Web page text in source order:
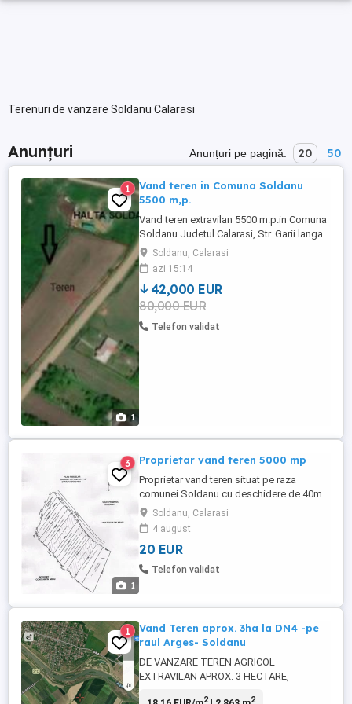
Terenuri de vanzare Soldanu Calarasi
Anunțuri Anunțuri pe pagină: 20 50
1
1
Vand teren in Comuna Soldanu
5500 m,p.
Vand teren extravilan 5500 m.p.in Comuna
Soldanu Judetul Calarasi, Str. Garii langa
Halta Soldanu
Soldanu, Calarasi
azi 15:14
42,000 EUR
80,000 EUR
Telefon validat
1
3 Proprietar vand teren 5000 mp
Proprietar vand teren situat pe raza
comunei Soldanu cu deschidere de 40m
la DN 4,sunt 2 loturi a cate 5000 mp
fiecare,se poate trece in intravilan...se
preteaza foarte bine la culturi de capsuni
sau solarii...
Soldanu, Calarasi
4 august
20 EUR
Telefon validat
1
Vand Teren aprox. 3ha la DN4 -pe
raul Arges- Soldanu
DE VANZARE TEREN AGRICOL
EXTRAVILAN APROX. 3 HECTARE,
2 2